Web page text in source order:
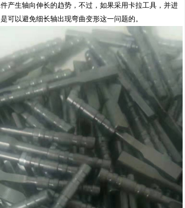
产生轴向伸长的趋势，不过，如果采用卡拉工具，并进
可以避免细长轴出现弯曲变形这一问题的。